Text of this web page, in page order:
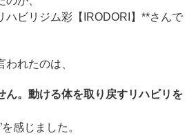
ハビリジム彩【IRODORI】**さんで
れたのは、
ん。動ける体を取り戻すリハビリを
感じました。